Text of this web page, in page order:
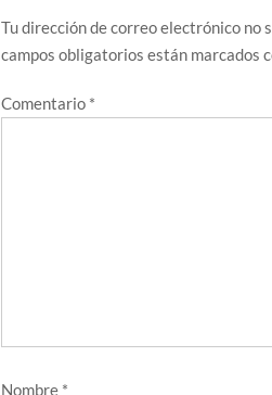
Tu dirección de correo electrónico no
campos obligatorios están marcados
Comentario *
Nombre *